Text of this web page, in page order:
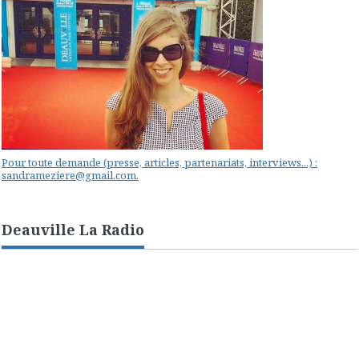
Pour toute demande (presse, articles, partenariats, interviews...) :
sandrameziere@gmail.com.
Deauville La Radio